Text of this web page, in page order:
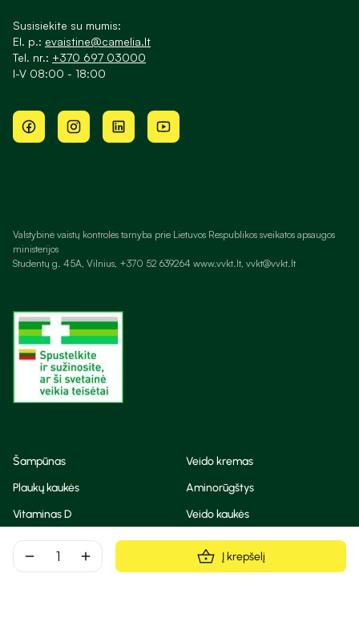
remove add Į krepšelį
Susisiekite su mumis:
El. p.: evaistine@camelia.lt
Tel. nr.: +370 697 03000
I-V 08:00 - 18:00
Valstybinė vaistų kontrolės tarnyba prie Lietuvos Respublikos sveikatos apsaugos
ministerijos
Studentų g. 45A, Vilnius, +370 52 639264 www.vvkt.lt, vvkt@vvkt.lt
Šampūnas
Veido kremas
Plaukų kaukės
Aminorūgštys
Vitaminas D
Veido kaukės
Korėjietiška kosmetika
Eteriniai aliejai
Dezodorantas
BB ir CC kremas